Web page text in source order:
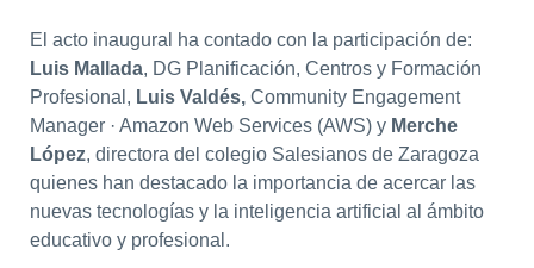
El acto inaugural ha contado con la participación de:
Luis Mallada, DG Planificación, Centros y Formación
Profesional, Luis Valdés,Community Engagement
Manager · Amazon Web Services (AWS) y Merche
López, directora del colegio Salesianos de Zaragoza
quienes han destacado la importancia de acercar las
nuevas tecnologías y la inteligencia artificial al ámbito
educativo y profesional.